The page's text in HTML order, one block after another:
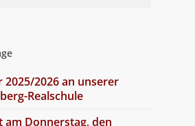
2025/2026 an unserer
Realschule
am Donnerstag, den